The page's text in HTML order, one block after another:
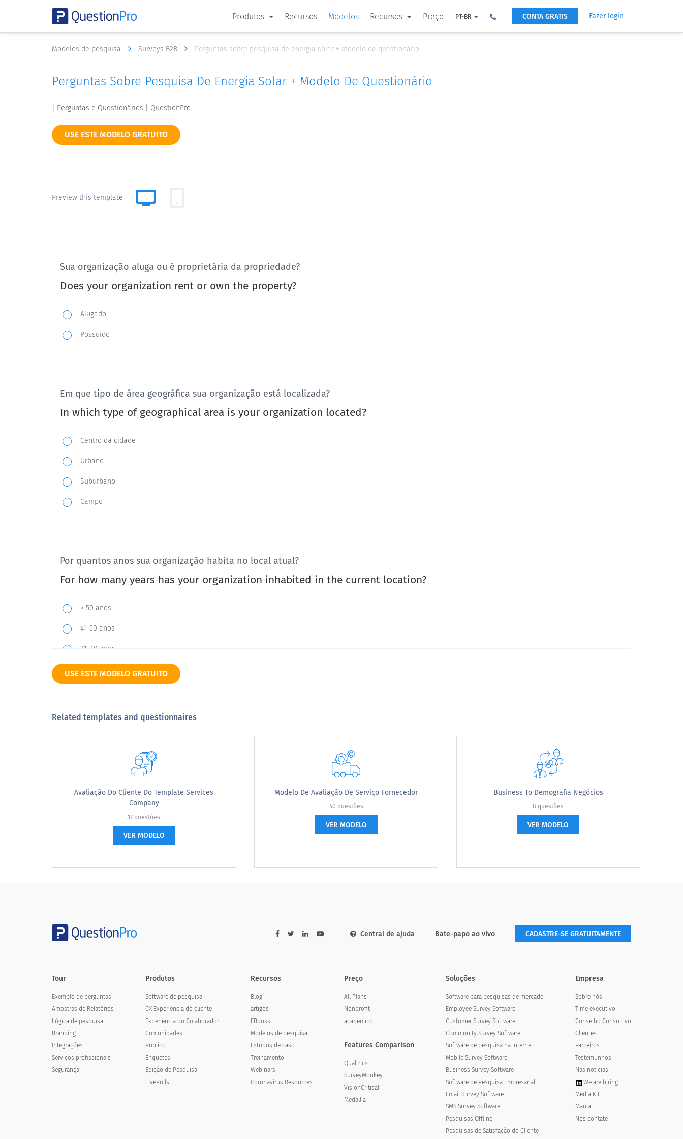
Produtos Recursos Modelos Recursos Preço PT-BR CONTA GRATIS Fazer login
Modelos de pesquisa Surveys B2B Perguntas sobre pesquisa de energia solar + modelo de questionário
Perguntas Sobre Pesquisa De Energia Solar + Modelo De Questionário
| Perguntas e Questionários | QuestionPro
USE ESTE MODELO GRATUITO
Preview this template
Sua organização aluga ou é proprietária da propriedade?
Does your organization rent or own the property?
Alugado
Possuído
Em que tipo de área geográfica sua organização está localizada?
In which type of geographical area is your organization located?
Centro da cidade
Urbano
Suburbano
Campo
Por quantos anos sua organização habita no local atual?
For how many years has your organization inhabited in the current location?
> 50 anos
41-50 anos
31-40 anos
21-30 anos
Em cinco anos, em que energia renovável a sua organização tem maior probabilidade de investir?
In 5 years, in which renewable energy is your organization most likely to invest?
Força do vento
Que energia renovável você acha que tem o escopo mais amplo a ser implementado com sucesso em todo o mundo até 2030?
Which renewable energy do you think has the most extensive scope to be successfully implemented across the globe
by 2030?
Energia solar
USE ESTE MODELO GRATUITO
Related templates and questionnaires
Avaliação Do Cliente Do Template Services
Company
17 questões
VER MODELO
Modelo De Avaliação De Serviço Fornecedor
40 questões
VER MODELO
Business To Demografia Negócios
8 questões
VER MODELO
Central de ajuda Bate-papo ao vivo CADASTRE-SE GRATUITAMENTE
Tour
Exemplo de perguntas
Amostras de Relatórios
Lógica de pesquisa
Branding
Integrações
Serviços profissionais
Segurança
Produtos
Software de pesquisa
CX Experiência do cliente
Experiência do Colaborador
Comunidades
Público
Enquetes
Edição de Pesquisa
LivePolls
Recursos
Blog
artigos
EBooks
Modelos de pesquisa
Estudos de caso
Treinamento
Webinars
Coronavirus Resources
Preço
All Plans
Nonprofit
acadêmico
Features Comparison
Qualtrics
SurveyMonkey
VisionCritical
Medallia
Soluções
Software para pesquisas de mercado
Employee Survey Software
Customer Survey Software
Community Survey Software
Software de pesquisa na internet
Mobile Survey Software
Business Survey Software
Software de Pesquisa Empresarial
Email Survey Software
SMS Survey Software
Pesquisas Offline
Pesquisas de Satisfação do Cliente
Empresa
Sobre nós
Time executivo
Conselho Consultivo
Clientes
Parceiros
Testemunhos
Nas noticias
We are hiring
Media Kit
Marca
Nos contate